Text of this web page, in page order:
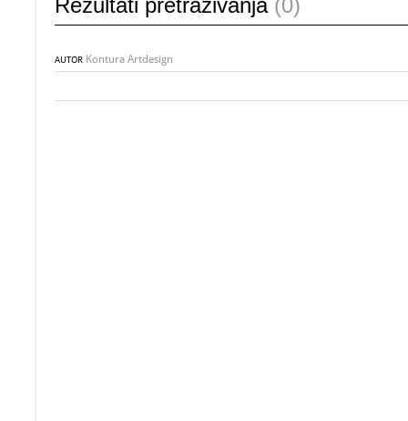
Rezultati pretraživanja (0)
AUTOR Kontura Artdesign